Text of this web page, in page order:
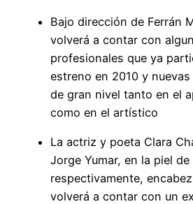
Bajo dirección de Ferrán
volverá a contar con
profesionales que ya
estreno en 2010 y
de gran nivel tanto en el
como en el artístico
La actriz y poeta Clara
Jorge Yumar, en la piel
respectivamente,
volverá a contar con un